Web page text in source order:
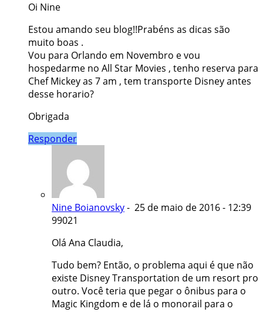
Oi Nine
Estou amando seu blog!!Prabéns as dicas são
muito boas .
Vou para Orlando em Novembro e vou
hospedarme no All Star Movies , tenho reserva para
Chef Mickey as 7 am , tem transporte Disney antes
desse horario?
Obrigada
Responder
Nine Boianovsky- 25 de maio de 2016 - 12:39
99021
Olá Ana Claudia,
Tudo bem? Então, o problema aqui é que não
existe Disney Transportation de um resort pro
outro. Você teria que pegar o ônibus para o
Magic Kingdom e de lá o monorail para o